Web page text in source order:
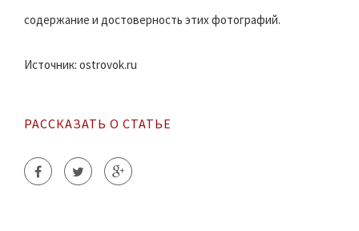
содержание и достоверность этих фотографий.
Источник: ostrovok.ru
РАССКАЗАТЬ О СТАТЬЕ